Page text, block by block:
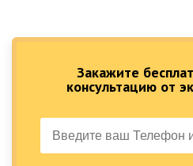
Закажите
консультацию от